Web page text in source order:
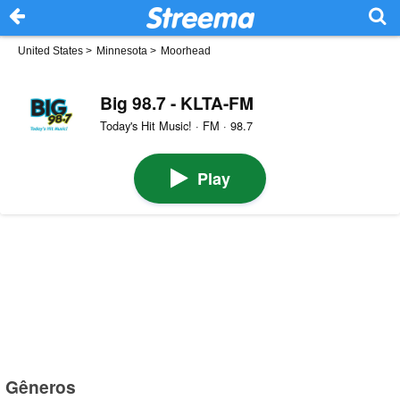
United States > Minnesota > Moorhead
Big 98.7 - KLTA-FM
Today's Hit Music! · FM · 98.7
Play
Gêneros